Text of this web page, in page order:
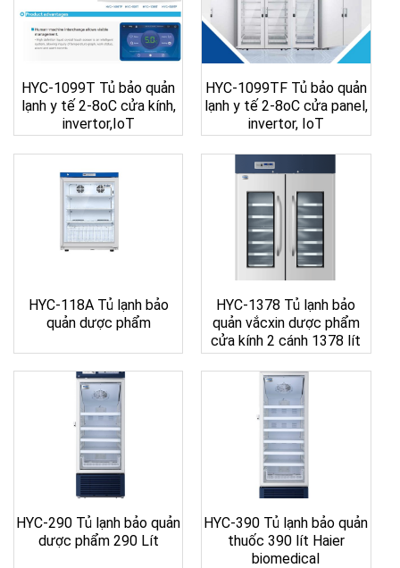
HYC-1099T Tủ bảo quản
lạnh y tế 2-8oC cửa kính,
invertor,IoT
HYC-1099TF Tủ bảo quản
lạnh y tế 2-8oC cửa panel,
invertor, IoT
HYC-118A Tủ lạnh bảo
quản dược phẩm
HYC-1378 Tủ lạnh bảo
quản vắcxin dược phẩm
cửa kính 2 cánh 1378 lít
HYC-290 Tủ lạnh bảo quản
dược phẩm 290 Lít
HYC-390 Tủ lạnh bảo quản
thuốc 390 lít Haier
biomedical